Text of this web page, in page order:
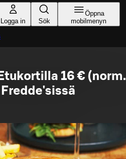
Logga in Sök
Öppna
mobilmenyn
16 € (norm.